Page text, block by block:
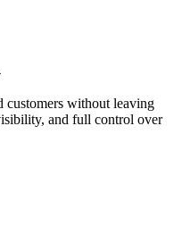
customers without leaving
and full control over